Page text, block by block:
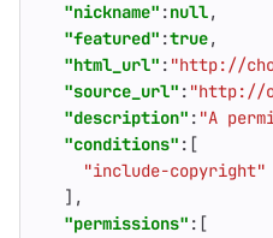
"nickname" :null,
"featured" :true,
"html_url" : "http://
"source_url" : "http://
"description" : "A
"conditions" :[
"include-copyright"
],
"permissions" :[